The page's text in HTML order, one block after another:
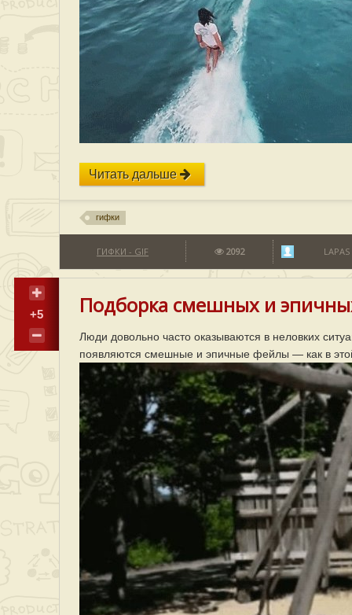
Читать дальше
гифки
ГИФКИ - GIF 2092 LAPAS
+5 Подборка смешных и
Люди довольно часто оказываются в неловких
появляются смешные и эпичные фейлы — как в